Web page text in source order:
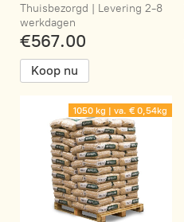
Thuisbezorgd | Levering 2-8
werkdagen
€567.00
Koop nu
1050 kg | va. € 0,54kg